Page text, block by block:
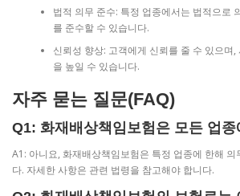
법적 의무 준수: 특정 업종에서는 법적으로
를 준수할 수 있습니다.
신뢰성 향상: 고객에게 신뢰를 줄 수 있으며,
을 높일 수 있습니다.
자주 묻는 질문(FAQ)
Q1: 화재배상책임보험은 모든 업
A1: 아니요, 화재배상책임보험은 특정 업종에 한해 의
다. 자세한 사항은 관련 법령을 참고해야 합니다.